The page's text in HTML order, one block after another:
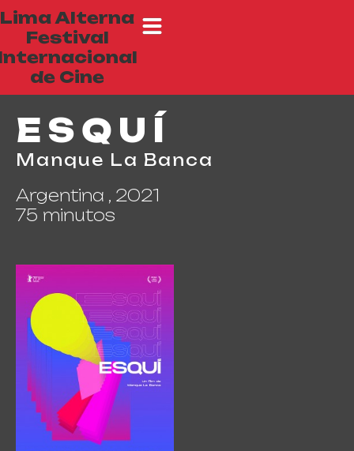
Lima Alterna
Festival
de Cine
ESQUÍ
Manque La Banca
Argentina , 2021
75 minutos